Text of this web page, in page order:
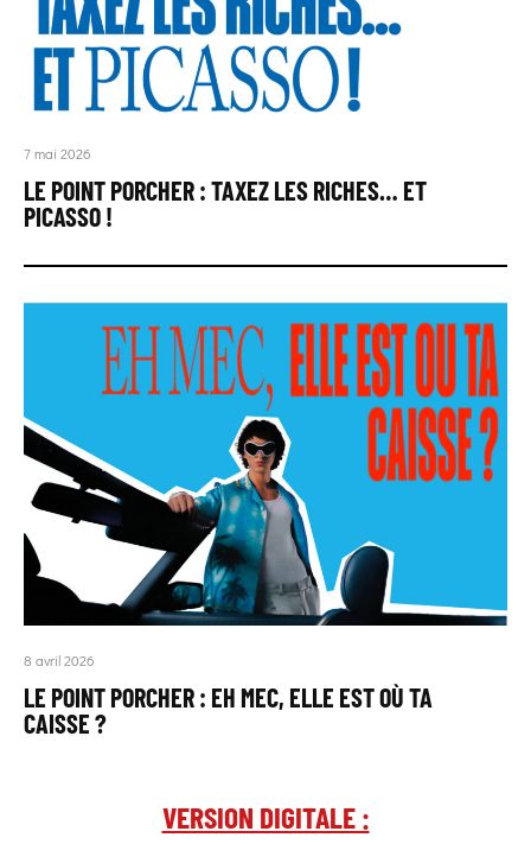
7 mai 2026
LE POINT PORCHER : TAXEZ LES RICHES… ET
PICASSO !
8 avril 2026
LE POINT PORCHER : EH MEC, ELLE EST OÙ TA
CAISSE ?
VERSION DIGITALE :